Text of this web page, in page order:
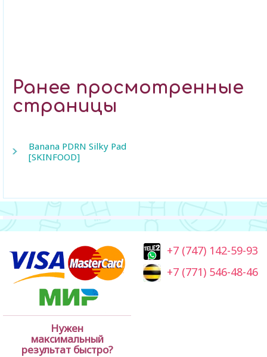
Ранее просмотренные
страницы
Banana PDRN Silky Pad
[SKINFOOD]
Нужен
максимальный
результат быстро?
+7 (747) 142-59-93
+7 (771) 546-48-46